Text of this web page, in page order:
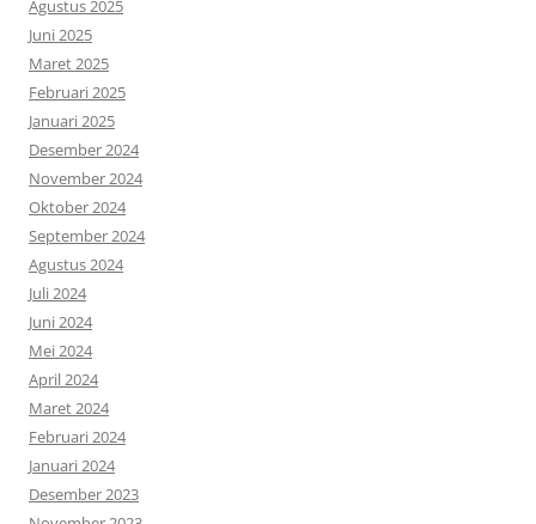
Agustus 2025
Juni 2025
Maret 2025
Februari 2025
Januari 2025
Desember 2024
November 2024
Oktober 2024
September 2024
Agustus 2024
Juli 2024
Juni 2024
Mei 2024
April 2024
Maret 2024
Februari 2024
Januari 2024
Desember 2023